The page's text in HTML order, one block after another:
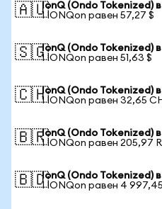
🇦🇺IonQ (Ondo Tokenized)
1 IONQon равен 57,27 $
🇸🇬IonQ (Ondo Tokenized)
1 IONQon равен 51,63 $
🇨🇭IonQ (Ondo Tokenized)
1 IONQon равен 32,65
🇧🇷IonQ (Ondo Tokenized)
1 IONQon равен 205,97
🇧🇩IonQ (Ondo Tokenized)
1 IONQon равен 4